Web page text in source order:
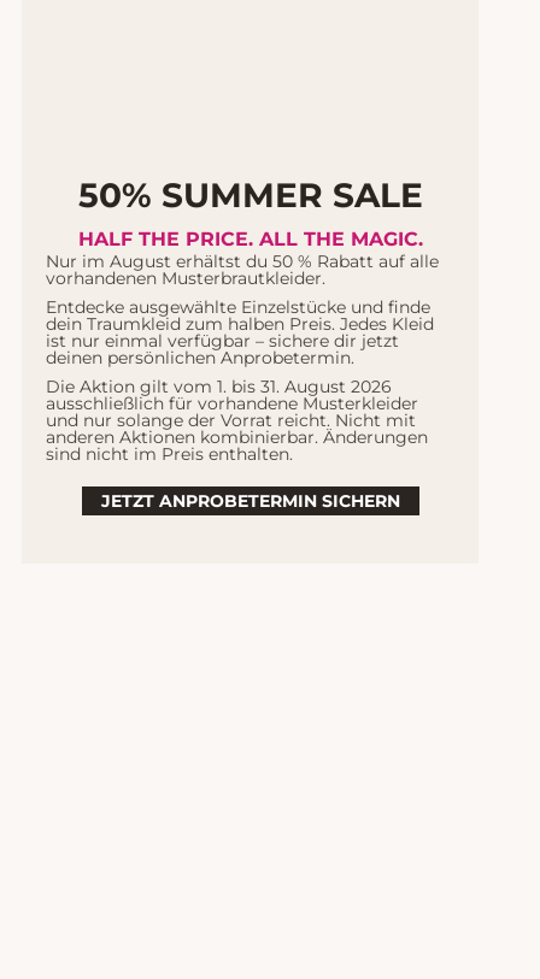
50% SUMMER SALE
HALF THE PRICE. ALL THE MAGIC.
Nur im August erhältst du 50 % Rabatt auf alle
vorhandenen Musterbrautkleider.
Entdecke ausgewählte Einzelstücke und finde
dein Traumkleid zum halben Preis. Jedes Kleid
ist nur einmal verfügbar – sichere dir jetzt
deinen persönlichen Anprobetermin.
Die Aktion gilt vom 1. bis 31. August 2026
ausschließlich für vorhandene Musterkleider
und nur solange der Vorrat reicht. Nicht mit
anderen Aktionen kombinierbar. Änderungen
sind nicht im Preis enthalten.
JETZT ANPROBETERMIN SICHERN